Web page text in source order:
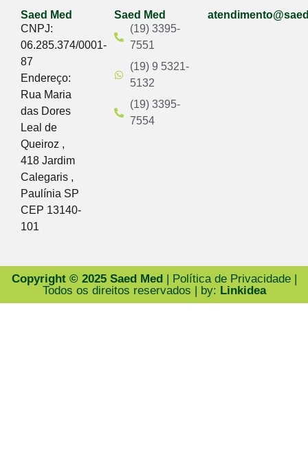
Saed Med
CNPJ:
06.285.374/0001-
87
Endereço:
Rua Maria
das Dores
Leal de
Queiroz ,
418 Jardim
Calegaris ,
Paulínia SP
CEP 13140-
101
Saed Med
(19) 3395-
7551
(19) 9 5321-
5132
(19) 3395-
7554
Copyright © 2025 Saed Med| Política de Privacidade |
Todos os direitos reservados | by: Linkidea